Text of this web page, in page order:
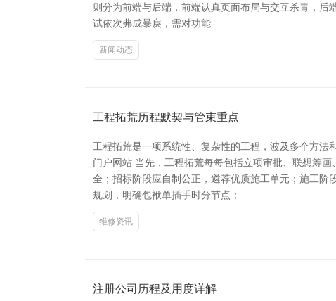
则分为前端与后端，前端认真页面布局与交互杀青，
试依次弗成暴戾，需对功能
新闻动态
工程拓荒历程默契与管束重点
工程拓荒是一项系统性、复杂性的工程，波及多个方
门户网站 当先，工程拓荒每每包括立项审批、联想筹
全；招标阶段应自制公正，遴荐优质施工单元；施工
规划，明确包袱单插手时分节点；
维修资讯
注册公司历程及用度详解